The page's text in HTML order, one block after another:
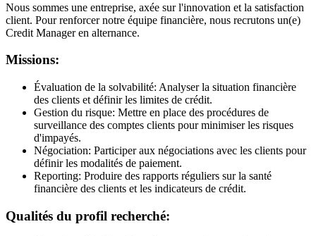
Nous sommes une entreprise, axée sur l'innovation et la satisfaction
client. Pour renforcer notre équipe financière, nous recrutons un(e)
Credit Manager en alternance.
Missions:
Évaluation de la solvabilité: Analyser la situation financière
des clients et définir les limites de crédit.
Gestion du risque: Mettre en place des procédures de
surveillance des comptes clients pour minimiser les risques
d'impayés.
Négociation: Participer aux négociations avec les clients pour
définir les modalités de paiement.
Reporting: Produire des rapports réguliers sur la santé
financière des clients et les indicateurs de crédit.
Qualités du profil recherché: